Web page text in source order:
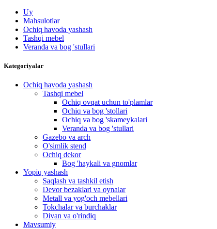
Uy
Mahsulotlar
Ochiq havoda yashash
Tashqi mebel
Veranda va bog 'stullari
Kategoriyalar
Ochiq havoda yashash
Tashqi mebel
Ochiq ovqat uchun to'plamlar
Ochiq va bog 'stollari
Ochiq va bog 'skameykalari
Veranda va bog 'stullari
Gazebo va arch
O'simlik stend
Ochiq dekor
Bog 'haykali va gnomlar
Yopiq yashash
Saqlash va tashkil etish
Devor bezaklari va oynalar
Metall va yog'och mebellari
Tokchalar va burchaklar
Divan va o'rindiq
Mavsumiy